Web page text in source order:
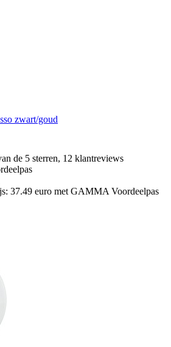
zwart/goud
de 5 sterren, 12 klantreviews
37.49 euro met GAMMA Voordeelpas